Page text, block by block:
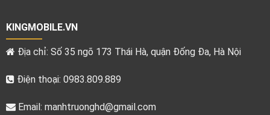
KINGMOBILE.VN
Địa chỉ: Số 35 ngõ 173 Thái Hà, quận Đống Đa, Hà Nội
Điện thoại: 0983.809.889
Email: manhtruonghd@gmail.com